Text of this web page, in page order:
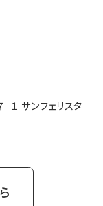
サンフェリスタ